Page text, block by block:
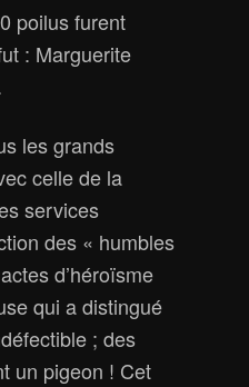
poilus furent
: Marguerite
les grands
celle de la
services
des « humbles
d’héroïsme
qui a distingué
; des
un pigeon ! Cet